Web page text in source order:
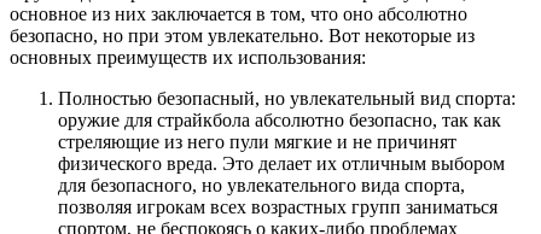
основное из них заключается в том, что оно абсолютно
безопасно, но при этом увлекательно. Вот некоторые из
основных преимуществ их использования:
Полностью безопасный, но увлекательный вид спорта:
оружие для страйкбола абсолютно безопасно, так как
стреляющие из него пули мягкие и не причинят
физического вреда. Это делает их отличным выбором
для безопасного, но увлекательного вида спорта,
позволяя игрокам всех возрастных групп заниматься
спортом, не беспокоясь о каких-либо проблемах